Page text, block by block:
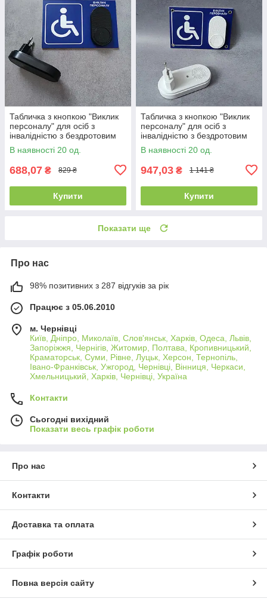
Табличка з кнопкою "Виклик
персоналу" для осіб з
інвалідністю з бездротовим
дзвінком Синя
В наявності 20 од.
688,07 ₴ 829 ₴
Купити
Табличка з кнопкою "Виклик
персоналу" для осіб з
інвалідністю з бездротовим
дзвінком Синя з білою
кнопкою
В наявності 20 од.
947,03 ₴ 1 141 ₴
Купити
Показати ще
Про нас
98% позитивних з 287 відгуків за рік
Працює з 05.06.2010
м. Чернівці
Київ, Дніпро, Миколаїв, Слов'янськ, Харків, Одеса, Львів,
Запоріжжя, Чернігів, Житомир, Полтава, Кропивницький,
Краматорськ, Суми, Рівне, Луцьк, Херсон, Тернопіль,
Івано-Франківськ, Ужгород, Чернівці, Вінниця, Черкаси,
Хмельницький, Харків, Чернівці, Україна
Контакти
Сьогодні вихідний
Показати весь графік роботи
Про нас
Контакти
Доставка та оплата
Графік роботи
Повна версія сайту